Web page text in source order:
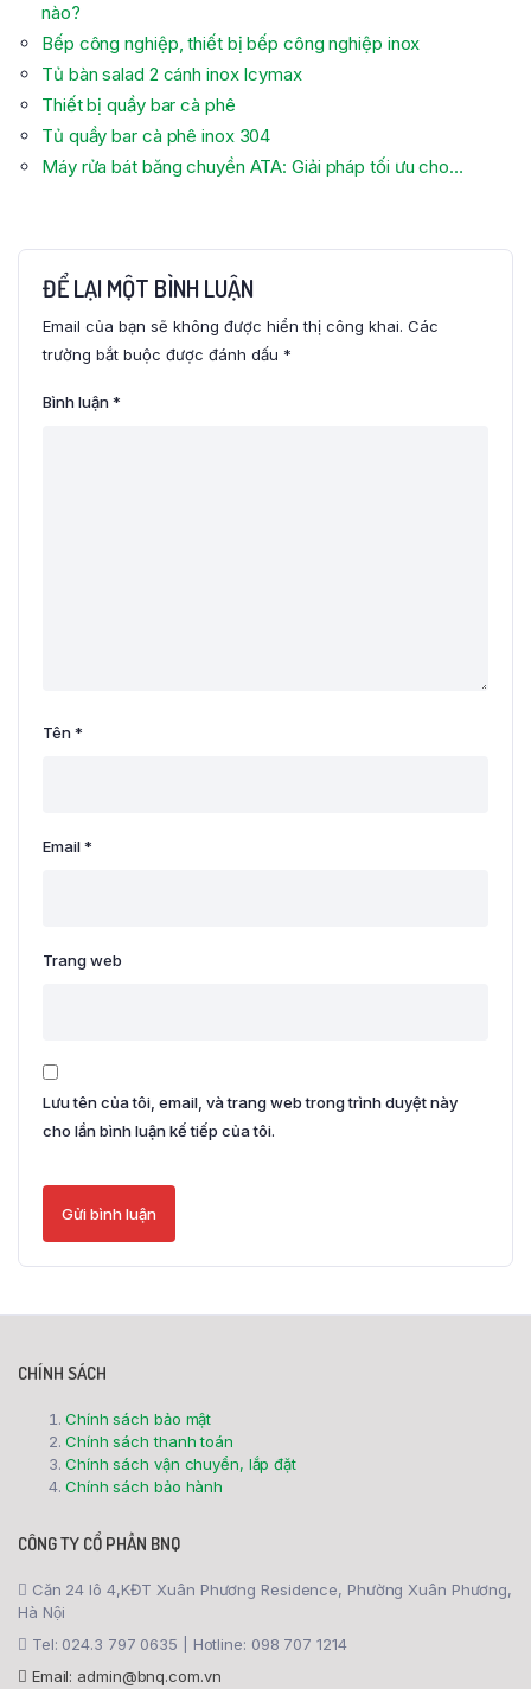
nào?
Bếp công nghiệp, thiết bị bếp công nghiệp inox
Tủ bàn salad 2 cánh inox Icymax
Thiết bị quầy bar cà phê
Tủ quầy bar cà phê inox 304
Máy rửa bát băng chuyền ATA: Giải pháp tối ưu cho…
ĐỂ LẠI MỘT BÌNH LUẬN
Email của bạn sẽ không được hiển thị công khai. Các
trường bắt buộc được đánh dấu *
Bình luận*
Tên*
Email*
Trang web
Lưu tên của tôi, email, và trang web trong trình duyệt này
cho lần bình luận kế tiếp của tôi.
CHÍNH SÁCH
Chính sách bảo mật
Chính sách thanh toán
Chính sách vận chuyển, lắp đặt
Chính sách bảo hành
CÔNG TY CỔ PHẦN BNQ
Căn 24 lô 4,KĐT Xuân Phương Residence, Phường Xuân Phương,
Hà Nội
Tel: 024.3 797 0635 | Hotline: 098 707 1214
Email: admin@bnq.com.vn